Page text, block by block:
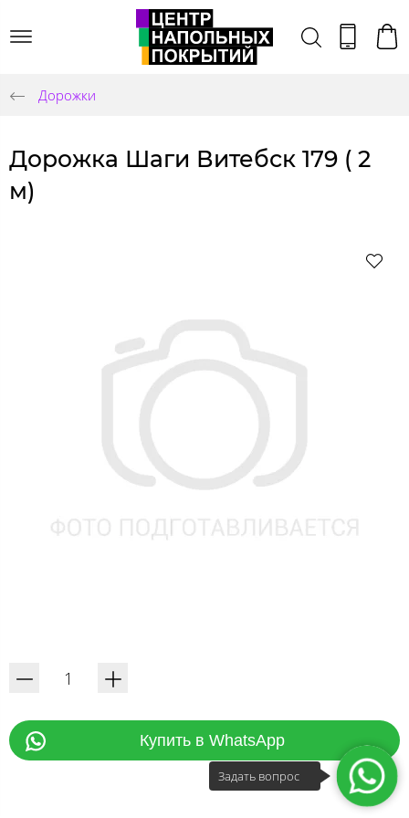
Дорожки
Дорожка Шаги Витебск 179 ( 2
м)
Купить в WhatsApp
Задать вопрос